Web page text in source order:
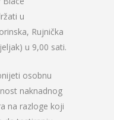
u
Rujnička
u 9,00 sati.
osobnu
naknadnog
na razloge koji